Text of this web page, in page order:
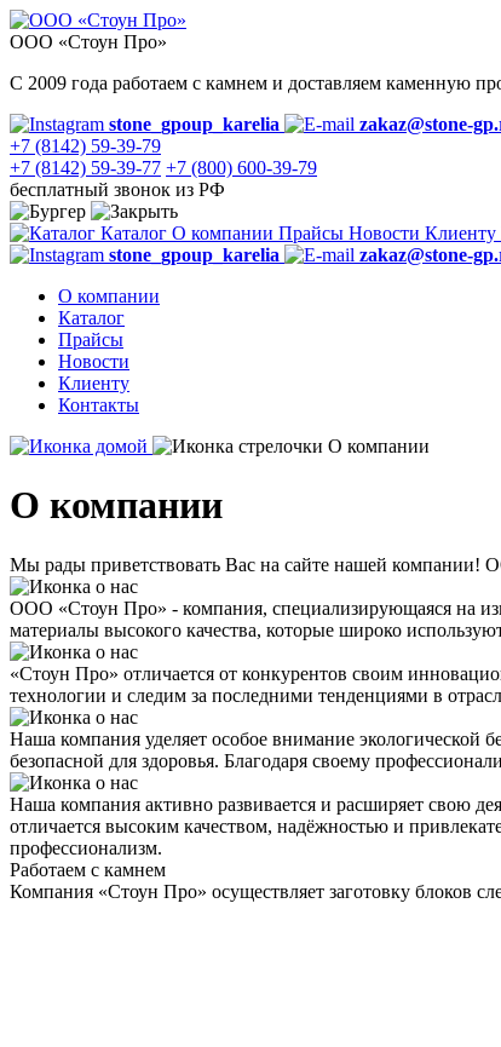
ООО «Стоун Про»
С 2009 года работаем с камнем и доставляем каменную
stone_gpoup_karelia
zakaz@stone-
+7 (8142) 59-39-79
+7 (8142) 59-39-77 +7 (800) 600-39-79
бесплатный звонок из РФ
Каталог О компании Прайсы Новости Клиенту
stone_gpoup_karelia
zakaz@stone-
О компании
Каталог
Прайсы
Новости
Клиенту
Контакты
О компании
О компании
Мы рады приветствовать Вас на сайте нашей компании!
ООО «Стоун Про» - компания, специализирующаяся на
материалы высокого качества, которые широко
«Стоун Про» отличается от конкурентов своим
технологии и следим за последними тенденциями в
Наша компания уделяет особое внимание экологической
безопасной для здоровья. Благодаря своему
Наша компания активно развивается и расширяет свою
отличается высоким качеством, надёжностью и
профессионализм.
Работаем с камнем
Компания «Стоун Про» осуществляет заготовку блоков